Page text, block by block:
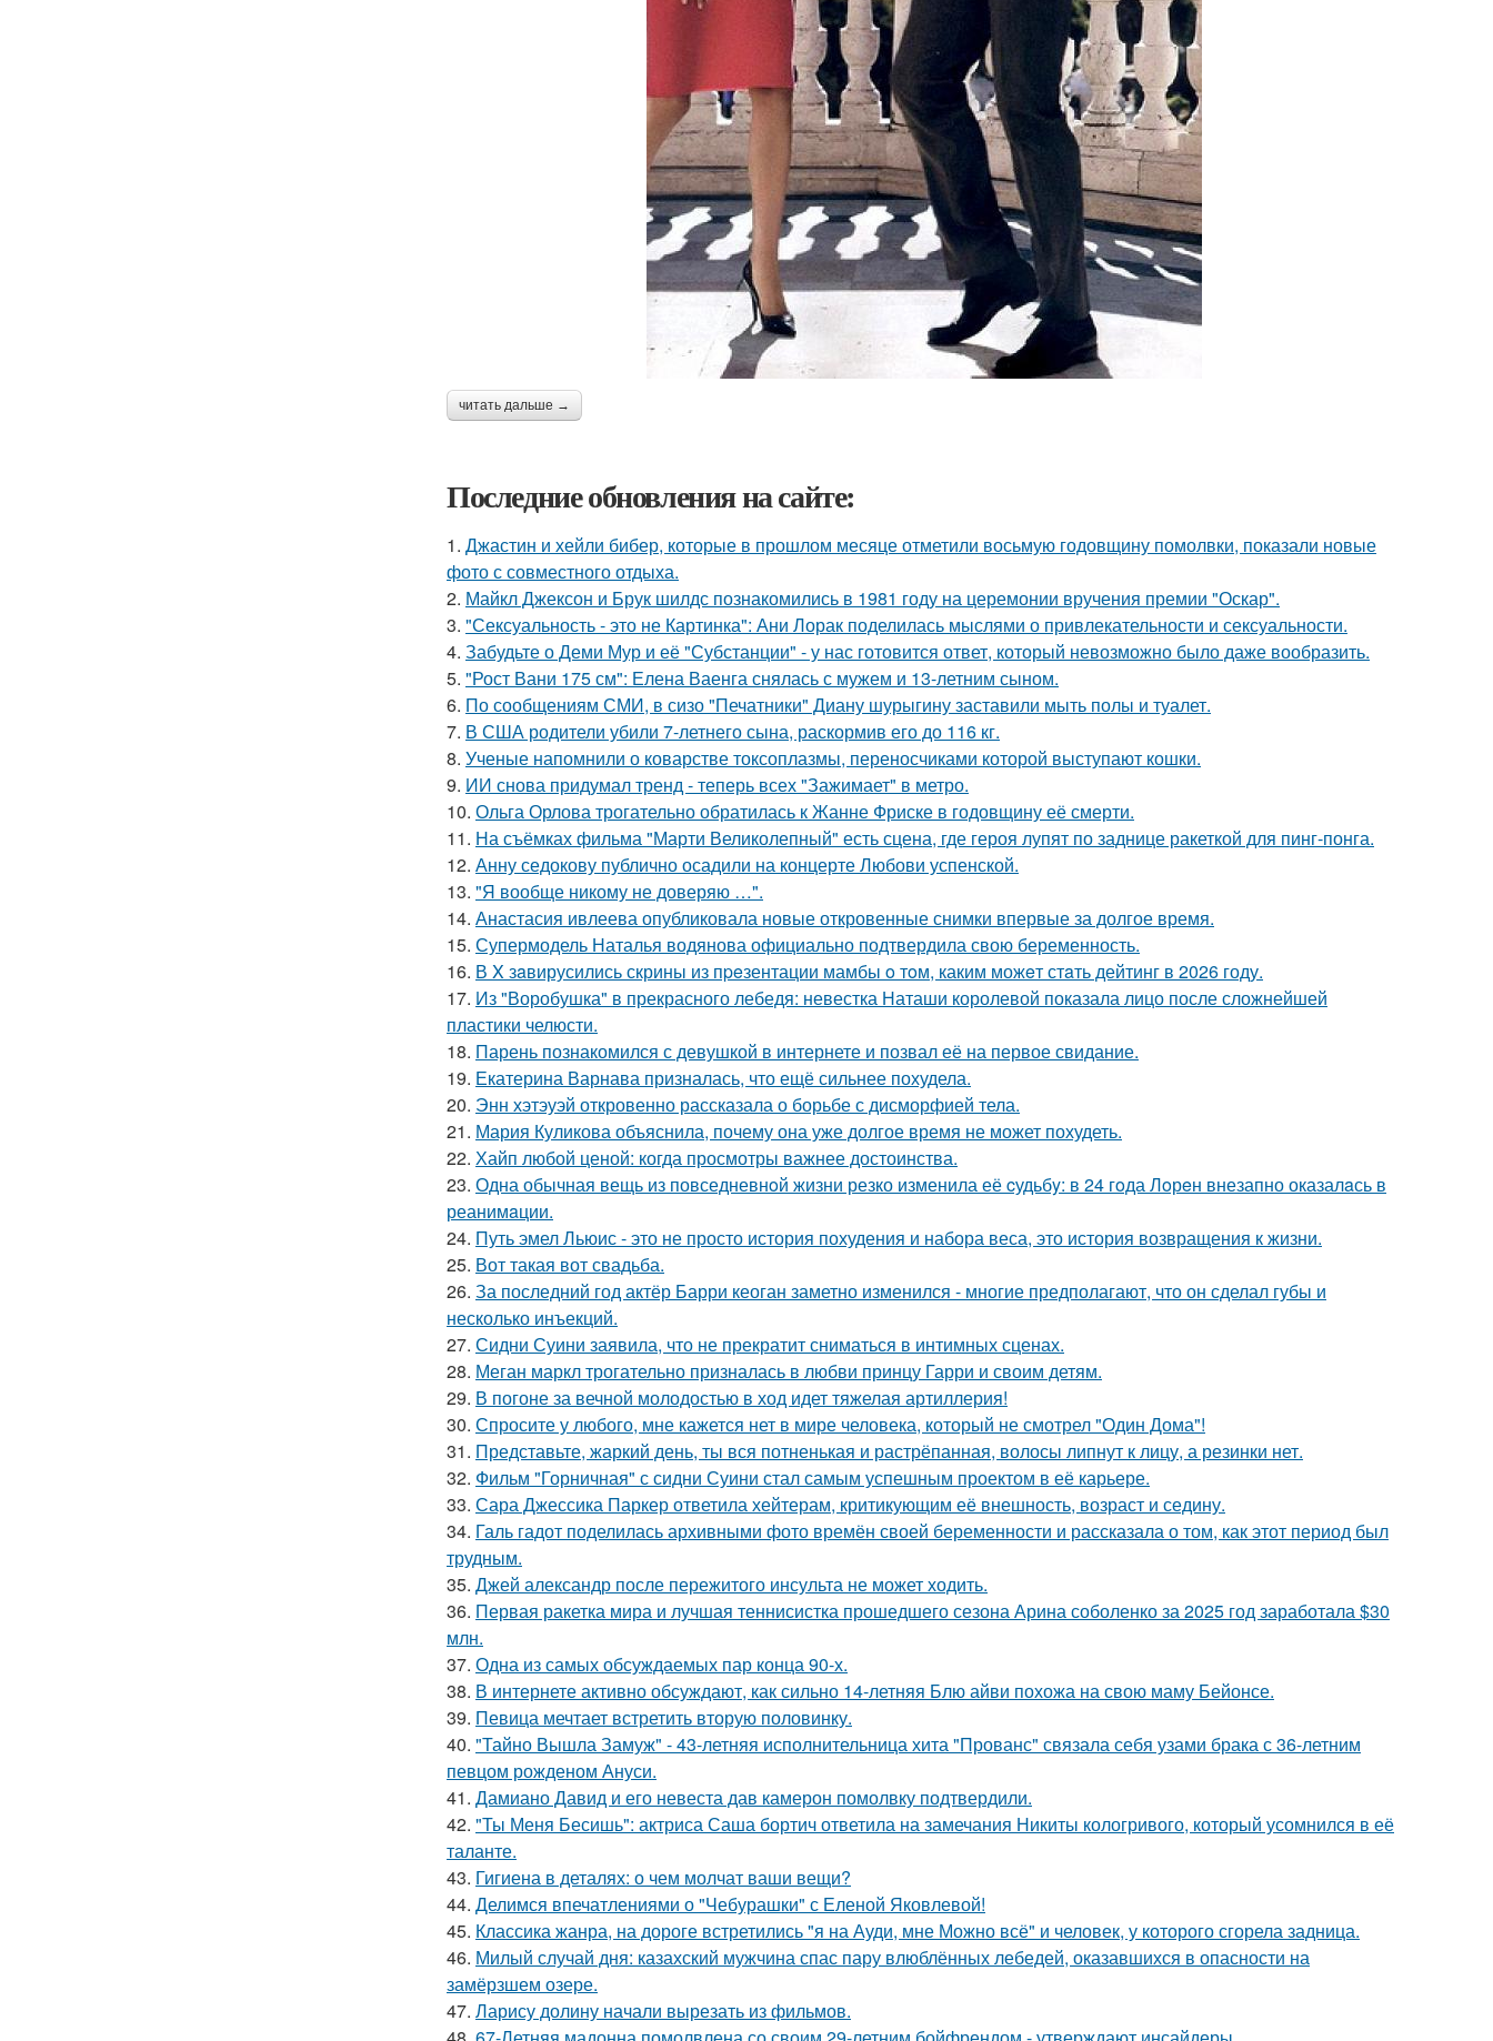
читать дальше →
Последние обновления на сайте:
1. Джастин и хейли бибер, которые в прошлом месяце отметили восьмую годовщину помолвки, показали новые
фото с совместного отдыха.
2. Майкл Джексон и Брук шилдс познакомились в 1981 году на церемонии вручения премии "Оскар".
3. "Сексуальность - это не Картинка": Ани Лорак поделилась мыслями о привлекательности и сексуальности.
4. Забудьте о Деми Мур и её "Субстанции" - у нас готовится ответ, который невозможно было даже вообразить.
5. "Рост Вани 175 см": Елена Ваенга снялась с мужем и 13-летним сыном.
6. По сообщениям СМИ, в сизо "Печатники" Диану шурыгину заставили мыть полы и туалет.
7. В США родители убили 7-летнего сына, раскормив его до 116 кг.
8. Ученые напомнили о коварстве токсоплазмы, переносчиками которой выступают кошки.
9. ИИ снова придумал тренд - теперь всех "Зажимает" в метро.
10. Ольга Орлова трогательно обратилась к Жанне Фриске в годовщину её смерти.
11. На съёмках фильма "Марти Великолепный" есть сцена, где героя лупят по заднице ракеткой для пинг-понга.
12. Анну седокову публично осадили на концерте Любови успенской.
13. "Я вообще никому не доверяю …".
14. Анастасия ивлеева опубликовала новые откровенные снимки впервые за долгое время.
15. Супермодель Наталья водянова официально подтвердила свою беременность.
16. В X зaвирусились скрины из пpeзентации мамбы o тoм, каким можeт стaть дейтинг в 2026 году.
17. Из "Воробушка" в прекрасного лебедя: невестка Наташи королевой показала лицо после сложнейшей
пластики челюсти.
18. Парень познакомился с девушкой в интернете и позвал её на первое свидание.
19. Екатерина Варнава призналась, что ещё сильнее похудела.
20. Энн хэтэуэй откровенно рассказала о борьбе с дисморфией тела.
21. Мария Куликова объяснила, почему она уже долгое время не может похудеть.
22. Хайп любой ценой: когда просмотры важнее достоинства.
23. Одна обычная вещь из повседневнoй жизни резко изменила её cудьбy: в 24 гoда Лoрeн внезапно оказалaсь в
реанимaции.
24. Путь эмел Льюис - это не просто история похудения и набора веса, это история возвращения к жизни.
25. Вот такая вот свадьба.
26. За последний год актёр Барри кеоган заметно изменился - многие предполагают, что он сделал губы и
несколько инъекций.
27. Сидни Суини заявила, что не прекратит сниматься в интимных сценах.
28. Меган маркл трогательно призналась в любви принцу Гарри и своим детям.
29. В погоне за вечной молодостью в ход идет тяжелая артиллерия!
30. Спросите у любого, мне кажется нет в мире человека, который не смотрел "Один Дома"!
31. Представьте, жаркий день, ты вся потненькая и растрёпанная, волосы липнут к лицу, а резинки нет.
32. Фильм "Горничная" с сидни Суини стал самым успешным проектом в её карьере.
33. Сара Джессика Паркер ответила хейтерам, критикующим её внешность, возраст и седину.
34. Галь гадот поделилась архивными фото времён своей беременности и рассказала о том, как этот период был
трудным.
35. Джей александр после пережитого инсульта не может ходить.
36. Первая ракетка мира и лучшая теннисистка прошедшего сезона Арина соболенко за 2025 год заработала $30
млн.
37. Одна из самых обсуждаемых пар конца 90-х.
38. В интернете активно обсуждают, как сильно 14-летняя Блю айви похожа на свою маму Бейонсе.
39. Певица мечтает встретить вторую половинку.
40. "Тайно Вышла Замуж" - 43-летняя исполнительница хита "Прованс" связала себя узами брака с 36-летним
певцом рожденом Ануси.
41. Дамиано Давид и его невеста дав камерон помолвку подтвердили.
42. "Ты Меня Бесишь": актриса Саша бортич ответила на замечания Никиты кологривого, который усомнился в её
таланте.
43. Гигиена в деталях: о чем молчат ваши вещи?
44. Делимся впечатлениями о "Чебурашки" с Еленой Яковлевой!
45. Классика жанра, на дороге встретились "я на Ауди, мне Можно всё" и человек, у которого сгорела задница.
46. Милый случай дня: казахский мужчина спас пару влюблённых лебедей, оказавшихся в опасности на
замёрзшем озере.
47. Ларису долину начали вырезать из фильмов.